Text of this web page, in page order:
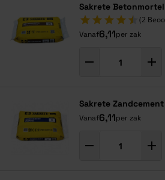
Sakrete Betonmortel
(2
Vanaf6,11per zak
Sakrete
Vanaf6,11per zak